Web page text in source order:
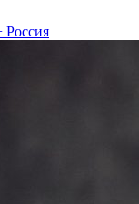
Россия